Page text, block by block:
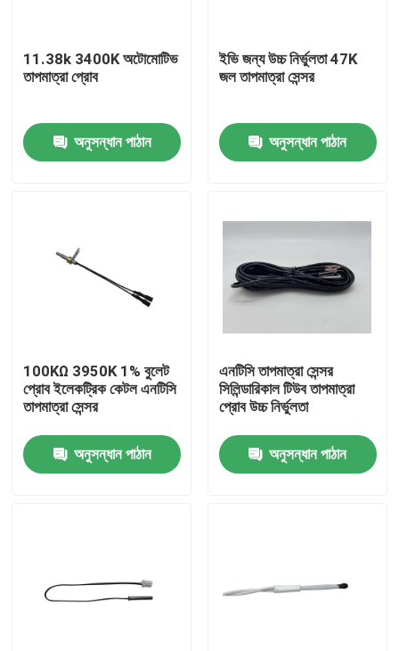
VR প্রদর্শন
মান নিয়ন্ত্রণ
যোগাযোগ করুন
সারফেস মাউন্ট তাপমাত্রা সেন্সর
11.38k 3400K অটোমোটিভ
তাপমাত্রা প্রোব
অনুসন্ধান পাঠান
ইভি জন্য উচ্চ নির্ভুলতা 47K
জল তাপমাত্রা সেন্সর
অনুসন্ধান পাঠান
100KΩ 3950K 1% বুলেট
প্রোব ইলেকট্রিক কেটল এনটিসি
তাপমাত্রা সেন্সর
অনুসন্ধান পাঠান
এনটিসি তাপমাত্রা সেন্সর
সিলিন্ডারিকাল টিউব তাপমাত্রা
প্রোব উচ্চ নির্ভুলতা
অনুসন্ধান পাঠান